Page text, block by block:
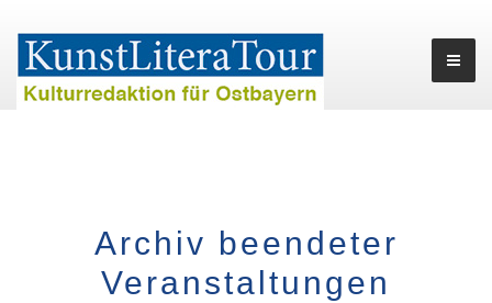
Archiv beendeter
Veranstaltungen